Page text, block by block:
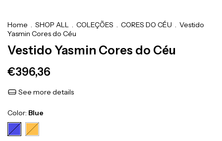
Home . SHOP ALL . COLEÇÕES . CORES DO CÉU . Vestido
Yasmin Cores do Céu
Vestido Yasmin Cores do Céu
€396,36
See more details
Color: Blue